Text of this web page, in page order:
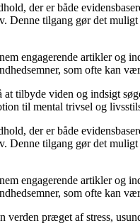
der er både
Denne tilgang gør det
engagerende artikler og
som ofte kan
tilbyde viden og indsigt
til mental trivsel og
der er både
Denne tilgang gør det
engagerende artikler og
som ofte kan
præget af stress,